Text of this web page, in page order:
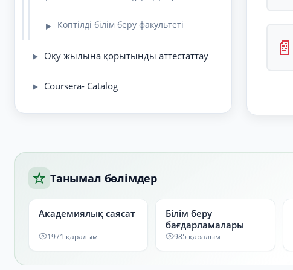
▶ Көптілді білім беру факультеті
▶ Оқу жылына қорытынды аттестаттау
▶ Coursera- Catalog
📄
Танымал бөлімдер
Академиялық саясат
1971 қаралым
Білім беру
бағдарламалары
985 қаралым